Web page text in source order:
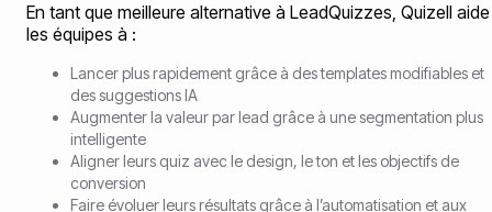
En tant que meilleure alternative à LeadQuizzes, Quizell aide
les équipes à :
Lancer plus rapidement grâce à des templates modifiables et
des suggestions IA
Augmenter la valeur par lead grâce à une segmentation plus
intelligente
Aligner leurs quiz avec le design, le ton et les objectifs de
conversion
Faire évoluer leurs résultats grâce à l’automatisation et aux